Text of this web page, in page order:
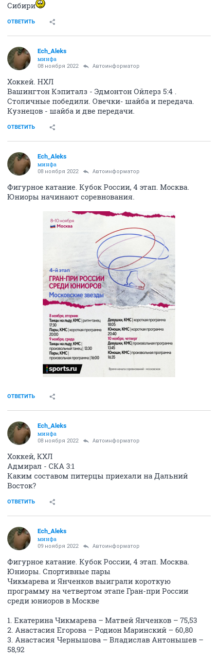
Сибири
ОТВЕТИТЬ
Ech_Aleks
минфа
08 ноября 2022 Автоинформатор
Хоккей. НХЛ
Вашингтон Кэпиталз - Эдмонтон Ойлерз 5:4 .
Столичные победили. Овечки- шайба и передача.
Кузнецов - шайба и две передачи.
ОТВЕТИТЬ
Ech_Aleks
минфа
08 ноября 2022 Автоинформатор
Фигурное катание. Кубок России, 4 этап. Москва.
Юниоры начинают соревнования.
ОТВЕТИТЬ
Ech_Aleks
минфа
08 ноября 2022 Автоинформатор
Хоккей, КХЛ
Адмирал - СКА 3:1
Каким составом питерцы приехали на Дальний
Восток?
ОТВЕТИТЬ
Ech_Aleks
минфа
09 ноября 2022 Автоинформатор
Фигурное катание. Кубок России, 4 этап. Москва.
Юниоры. Спортивные пары
Чикмарева и Янченков выиграли короткую
программу на четвертом этапе Гран-при России
среди юниоров в Москве
1. Екатерина Чикмарева – Матвей Янченков – 75,53
2. Анастасия Егорова – Родион Маринский – 60,80
3. Анастасия Чернышова – Владислав Антонышев –
58,92